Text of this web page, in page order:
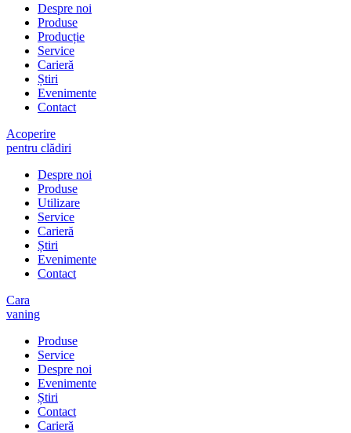
Despre noi
Produse
Producție
Service
Carieră
Știri
Evenimente
Contact
Acoperire
pentru clădiri
Despre noi
Produse
Utilizare
Service
Carieră
Știri
Evenimente
Contact
Cara
vaning
Produse
Service
Despre noi
Evenimente
Știri
Contact
Carieră